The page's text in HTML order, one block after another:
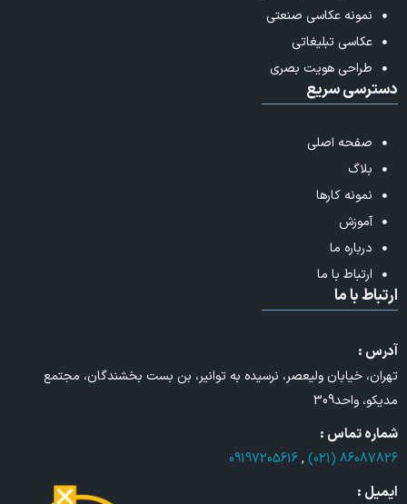
نمونه عکاسی صنعتی
عکاسی تبلیغاتی
طراحی هویت بصری
دسترسی سریع
صفحه اصلی
بلاگ
نمونه کارها
آموزش
درباره ما
ارتباط با ما
ارتباط با ما
آدرس :
تهران، خیابان ولیعصر، نرسیده به توانیر، بن بست بخشندگان، مجتمع
مدیکو، واحد309
شماره تماس :
86087826 (021)
,
09197205616
ایمیل :